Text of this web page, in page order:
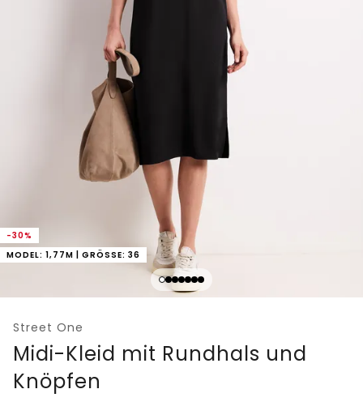
-30%
MODEL: 1,77M | GRÖSSE: 36
Street One
Midi-Kleid mit Rundhals und
Knöpfen